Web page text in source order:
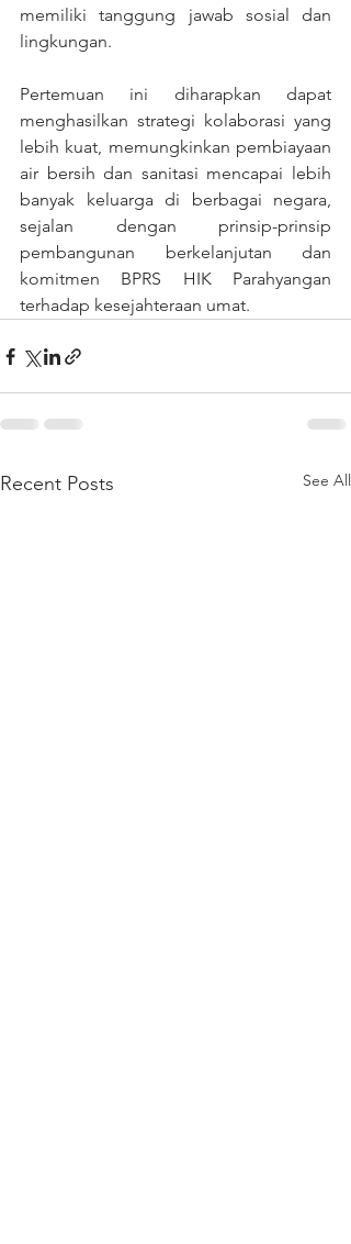
memiliki tanggung jawab sosial dan
lingkungan.
Pertemuan ini diharapkan dapat
menghasilkan strategi kolaborasi yang
lebih kuat, memungkinkan pembiayaan
air bersih dan sanitasi mencapai lebih
banyak keluarga di berbagai negara,
sejalan dengan prinsip-prinsip
pembangunan berkelanjutan dan
komitmen BPRS HIK Parahyangan
terhadap kesejahteraan umat.
Recent Posts See All